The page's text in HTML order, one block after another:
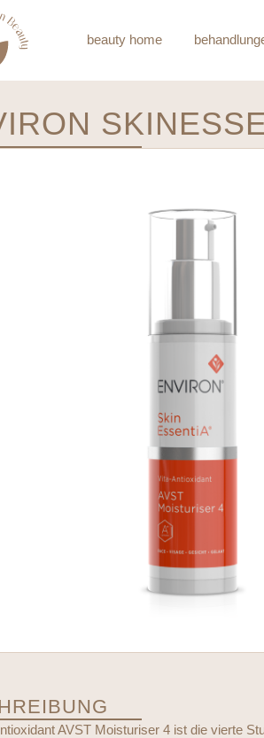
beauty home
AVST Moisturiser 4 ist die vierte